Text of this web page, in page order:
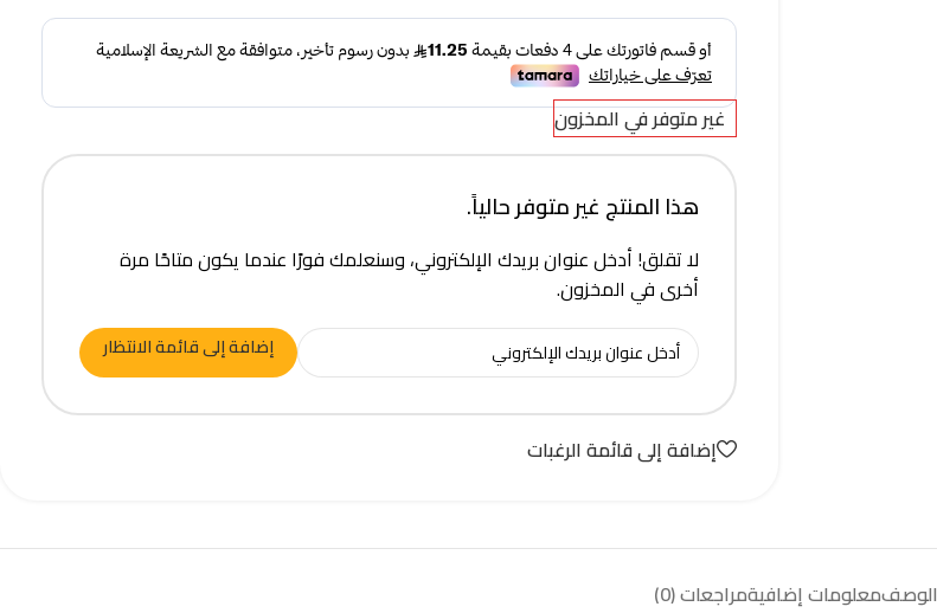
غير متوفر في المخزون
هذا المنتج غير متوفر حالياً.
لا تقلق! أدخل عنوان بريدك الإلكتروني، وسنعلمك فورًا عندما يكون متاحًا مرة
أخرى في المخزون.
إضافة إلى قائمة الانتظار
إضافة إلى قائمة الرغبات
الوصفمعلومات إضافيةمراجعات (0)